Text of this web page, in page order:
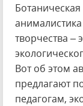
творчества –
Вот об этом
предлагают
педагогам,